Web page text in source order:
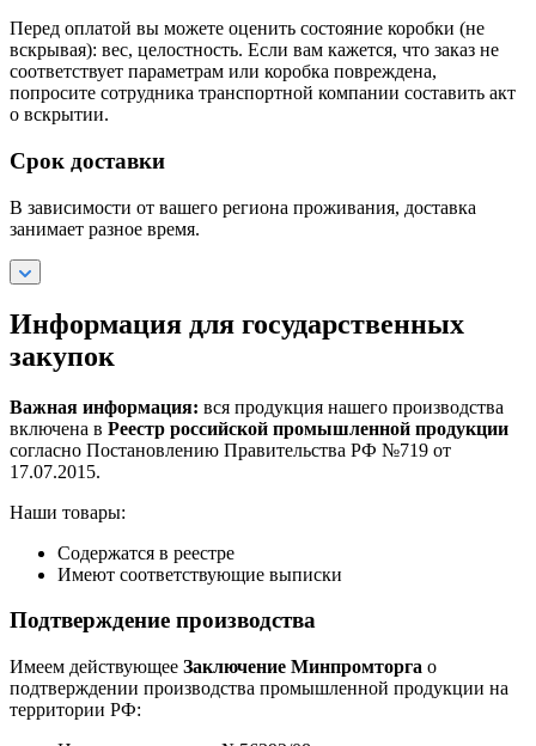
Перед оплатой вы можете оценить состояние коробки (не
вскрывая): вес, целостность. Если вам кажется, что заказ не
соответствует параметрам или коробка повреждена,
попросите сотрудника транспортной компании составить акт
о вскрытии.
Срок доставки
В зависимости от вашего региона проживания, доставка
занимает разное время.
Информация для государственных
закупок
Важная информация: вся продукция нашего производства
включена в Реестр российской промышленной продукции
согласно Постановлению Правительства РФ №719 от
17.07.2015.
Наши товары:
Содержатся в реестре
Имеют соответствующие выписки
Подтверждение производства
Имеем действующее Заключение Минпромторга о
подтверждении производства промышленной продукции на
территории РФ: